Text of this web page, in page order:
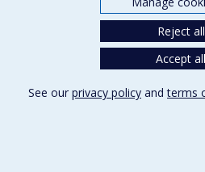
Faculté des sciences
Département
de l'éducation
Évaluation (objectifs, outils et
secondes et étrangères;
Reject all
Accept all
See our privacy policy andterms